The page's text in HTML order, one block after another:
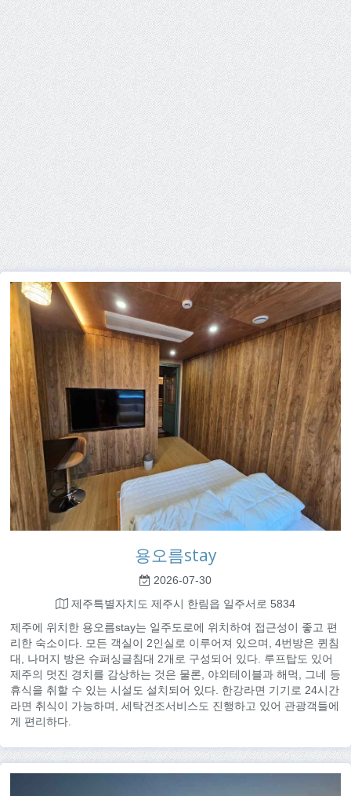
용오름stay
2026-07-30
제주특별자치도 제주시 한림읍 일주서로 5834
제주에 위치한 용오름stay는 일주도로에 위치하여 접근성이 좋고 편
리한 숙소이다. 모든 객실이 2인실로 이루어져 있으며, 4번방은 퀸침
대, 나머지 방은 슈퍼싱글침대 2개로 구성되어 있다. 루프탑도 있어
제주의 멋진 경치를 감상하는 것은 물론, 야외테이블과 해먹, 그네 등
휴식을 취할 수 있는 시설도 설치되어 있다. 한강라면 기기로 24시간
라면 취식이 가능하며, 세탁건조서비스도 진행하고 있어 관광객들에
게 편리하다.